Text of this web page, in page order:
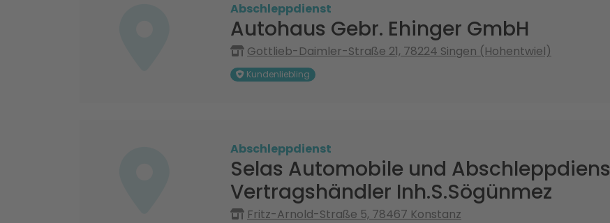
Abschleppdienst
Autohaus Gebr. Ehinger GmbH
Gottlieb-Daimler-Straße 21, 78224 Singen (Hohentwiel)
Kundenliebling
Abschleppdienst
Selas Automobile und
Vertragshändler Inh.S.Sögünmez
Fritz-Arnold-Straße 5, 78467 Konstanz